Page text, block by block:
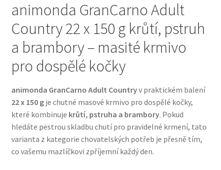
Bozita pro psy — Švédské krmivo s nordickou kvalitou
Brit pro psy
Granule pro psy
Natural Trainer pro psy — Italské krmivo s
přírodními složkami
Happy Dog — Německá kvalita a přirozené složení
animonda GranCarno Adult
Country 22 x 150 g krůtí, pstruh
a brambory – masité krmivo
pro dospělé kočky
animonda GranCarno Adult Countryv praktickém balení
22 x 150 gje chutné masové krmivo pro dospělé kočky,
které kombinuje krůtí, pstruha a brambory. Pokud
hledáte pestrou skladbu chutí pro pravidelné krmení, tato
varianta z kategorie chovatelských potřeb je přesně tím,
co vašemu mazlíčkovi zpříjemní každý den.